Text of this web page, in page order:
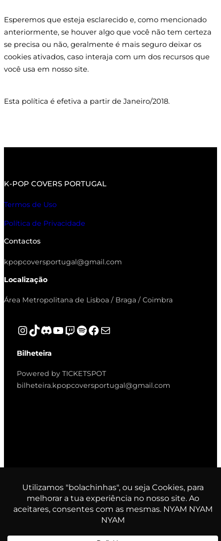
​Esperemos que esteja esclarecido e, como mencionado
anteriormente, se houver algo que você não tem certeza
se precisa ou não, geralmente é mais seguro deixar os
cookies ativados, caso interaja com um dos recursos que
você usa em nosso site.
​Esta política é efetiva a partir de Janeiro/2018.
K-POP COVERS PORTUGAL
Termos de Uso
Política de Privacidade
Contactos
kpopcoversportugal@gmail.com
Localização
Área Metropolitana de Lisboa / Braga / Coimbra
Instagram
TikTok
Discord
YouTube
Twitch
Spotify
Facebook
Mail
Bilheteira
Powered by TICKETSPOT
bilheteira.kpopcoversportugal@gmail.com
rights reserved.
TYPE AND PRESS ENTER TO SEARCH